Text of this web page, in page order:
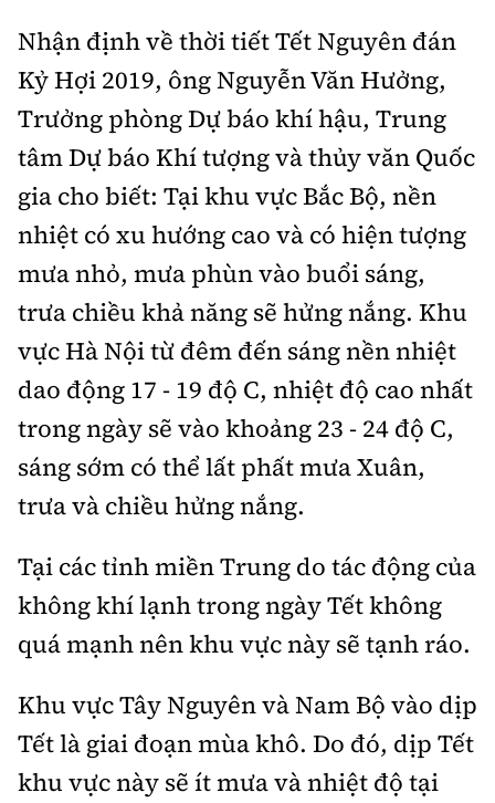
Đăng kiểm
Đường sắt tốc độ cao
Đường thủy
Hàng hải
Đường sắt đô thị
Nhà thầu
Mời thầu - Đấu thầu
Thi viết về GTVT
Bảo hiểm
Doanh nghiệp
Điều tra
Pháp đình
Hỏi - Đáp
Giao thông 24h
ATGT địa phương
Văn hóa giao thông
Lái xe an toàn
Chung tay vì ATGT
Gương sáng giao thông
Chất lượng sống
Giáo dục
Y tế
Đời sống
Lao động - Công đoàn
Văn hóa - Giải Trí
Văn hóa
Showbiz
Điện ảnh
Âm nhạc
Thể thao
Bóng đá
Bình luận
360 độ thể thao
Công nghệ
Công nghệ mới
Sản phẩm mới
Tư vấn
Thế giới
Thời sự Quốc tế
Hồ sơ tài liệu
Thế giới giao thông
Thế giới xây dựng
Đi ++
Du lịch
Khám phá
Ẩm thực
Video
Thời sự
Camera giao thông
Câu chuyện giao thông
Giải trí - Thể thao
Cơ quan chủ quản: Bộ Xây dựng
Tòa soạn: Số 2 Nguyễn Công Hoan, phường Giảng Võ,
Hà Nội.
Tổng biên tập:Nguyễn Thị Hồng Nga
Nhận định về thời tiết Tết Nguyên đán
Kỷ Hợi 2019, ông Nguyễn Văn Hưởng,
Trưởng phòng Dự báo khí hậu, Trung
tâm Dự báo Khí tượng và thủy văn Quốc
gia cho biết: Tại khu vực Bắc Bộ, nền
nhiệt có xu hướng cao và có hiện tượng
mưa nhỏ, mưa phùn vào buổi sáng,
trưa chiều khả năng sẽ hửng nắng. Khu
vực Hà Nội từ đêm đến sáng nền nhiệt
dao động 17 - 19 độ C, nhiệt độ cao nhất
trong ngày sẽ vào khoảng 23 - 24 độ C,
sáng sớm có thể lất phất mưa Xuân,
trưa và chiều hửng nắng.
Tại các tỉnh miền Trung do tác động của
không khí lạnh trong ngày Tết không
quá mạnh nên khu vực này sẽ tạnh ráo.
Khu vực Tây Nguyên và Nam Bộ vào dịp
Tết là giai đoạn mùa khô. Do đó, dịp Tết
khu vực này sẽ ít mưa và nhiệt độ tại